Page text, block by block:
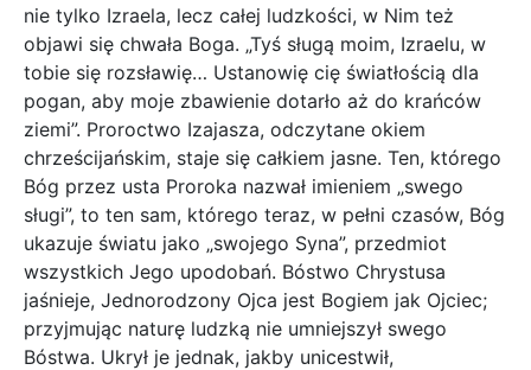
nie tylko Izraela, lecz całej ludzkości, w Nim też
objawi się chwała Boga. „Tyś sługą moim, Izraelu, w
tobie się rozsławię… Ustanowię cię światłością dla
pogan, aby moje zbawienie dotarło aż do krańców
ziemi”. Proroctwo Izajasza, odczytane okiem
chrześcijańskim, staje się całkiem jasne. Ten, którego
Bóg przez usta Proroka nazwał imieniem „swego
sługi”, to ten sam, którego teraz, w pełni czasów, Bóg
ukazuje światu jako „swojego Syna”, przedmiot
wszystkich Jego upodobań. Bóstwo Chrystusa
jaśnieje, Jednorodzony Ojca jest Bogiem jak Ojciec;
przyjmując naturę ludzką nie umniejszył swego
Bóstwa. Ukrył je jednak, jakby unicestwił,